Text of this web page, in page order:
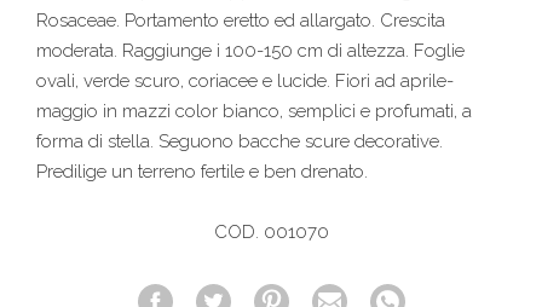
Rosaceae. Portamento eretto ed allargato. Crescita
moderata. Raggiunge i 100-150 cm di altezza. Foglie
ovali, verde scuro, coriacee e lucide. Fiori ad aprile-
maggio in mazzi color bianco, semplici e profumati, a
forma di stella. Seguono bacche scure decorative.
Predilige un terreno fertile e ben drenato.
COD. 001070